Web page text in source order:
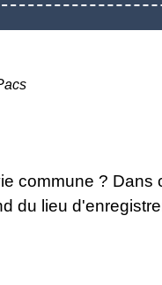
commune ? Dans
du lieu